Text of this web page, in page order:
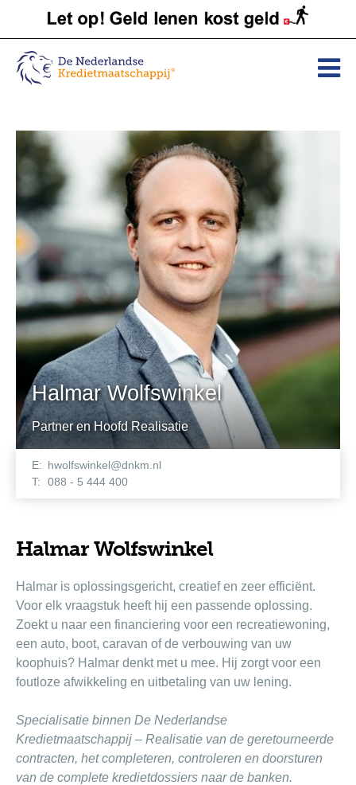
Halmar Wolfswinkel
Partner en Hoofd Realisatie
E: hwolfswinkel@dnkm.nl
T:
088 - 5 444 400
Halmar Wolfswinkel
Halmar is oplossingsgericht, creatief en zeer efficiënt.
Voor elk vraagstuk heeft hij een passende oplossing.
Zoekt u naar een financiering voor een recreatiewoning,
een auto, boot, caravan of de verbouwing van uw
koophuis? Halmar denkt met u mee. Hij zorgt voor een
foutloze afwikkeling en uitbetaling van uw lening.
Specialisatie binnen De Nederlandse
Kredietmaatschappij – Realisatie van de geretourneerde
contracten, het completeren, controleren en doorsturen
van de complete kredietdossiers naar de banken.